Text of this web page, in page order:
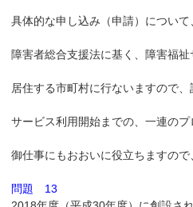
具体的な申し込み（申請）について
障害者総合支援法に基く、障害福祉
居住する市町村に行ないますので、
サービス利用開始までの、一連のプ
御仕事にもおおいに役立ちますので
問題 13